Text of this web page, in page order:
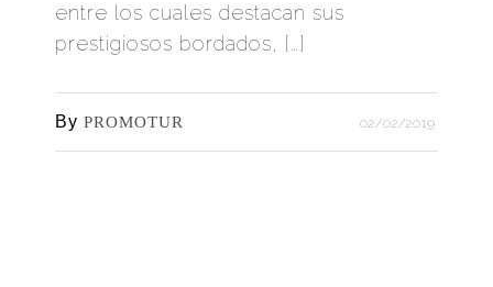
entre los cuales destacan sus
prestigiosos bordados, […]
By PROMOTUR 02/02/2019